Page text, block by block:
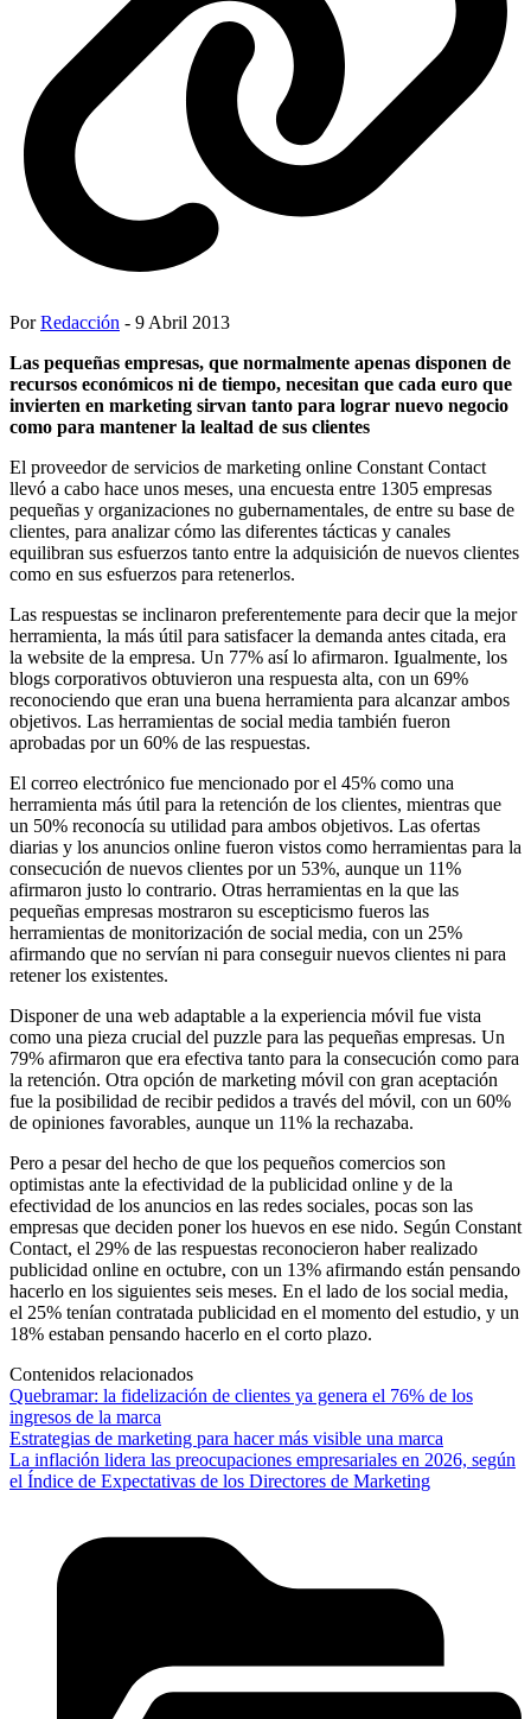
PorRedacción - 9 Abril 2013
Las pequeñas empresas, que normalmente apenas disponen de
recursos económicos ni de tiempo, necesitan que cada euro que
invierten en marketing sirvan tanto para lograr nuevo negocio
como para mantener la lealtad de sus clientes
El proveedor de servicios de marketing online Constant Contact
llevó a cabo hace unos meses, una encuesta entre 1305 empresas
pequeñas y organizaciones no gubernamentales, de entre su base de
clientes, para analizar cómo las diferentes tácticas y canales
equilibran sus esfuerzos tanto entre la adquisición de nuevos clientes
como en sus esfuerzos para retenerlos.
Las respuestas se inclinaron preferentemente para decir que la mejor
herramienta, la más útil para satisfacer la demanda antes citada, era
la website de la empresa. Un 77% así lo afirmaron. Igualmente, los
blogs corporativos obtuvieron una respuesta alta, con un 69%
reconociendo que eran una buena herramienta para alcanzar ambos
objetivos. Las herramientas de social media también fueron
aprobadas por un 60% de las respuestas.
El correo electrónico fue mencionado por el 45% como una
herramienta más útil para la retención de los clientes, mientras que
un 50% reconocía su utilidad para ambos objetivos. Las ofertas
diarias y los anuncios online fueron vistos como herramientas para la
consecución de nuevos clientes por un 53%, aunque un 11%
afirmaron justo lo contrario. Otras herramientas en la que las
pequeñas empresas mostraron su escepticismo fueros las
herramientas de monitorización de social media, con un 25%
afirmando que no servían ni para conseguir nuevos clientes ni para
retener los existentes.
Disponer de una web adaptable a la experiencia móvil fue vista
como una pieza crucial del puzzle para las pequeñas empresas. Un
79% afirmaron que era efectiva tanto para la consecución como para
la retención. Otra opción de marketing móvil con gran aceptación
fue la posibilidad de recibir pedidos a través del móvil, con un 60%
de opiniones favorables, aunque un 11% la rechazaba.
Pero a pesar del hecho de que los pequeños comercios son
optimistas ante la efectividad de la publicidad online y de la
efectividad de los anuncios en las redes sociales, pocas son las
empresas que deciden poner los huevos en ese nido. Según Constant
Contact, el 29% de las respuestas reconocieron haber realizado
publicidad online en octubre, con un 13% afirmando están pensando
hacerlo en los siguientes seis meses. En el lado de los social media,
el 25% tenían contratada publicidad en el momento del estudio, y un
18% estaban pensando hacerlo en el corto plazo.
Contenidos relacionados
Quebramar: la fidelización de clientes ya genera el 76% de los
ingresos de la marca
Estrategias de marketing para hacer más visible una marca
La inflación lidera las preocupaciones empresariales en 2026, según
el Índice de Expectativas de los Directores de Marketing